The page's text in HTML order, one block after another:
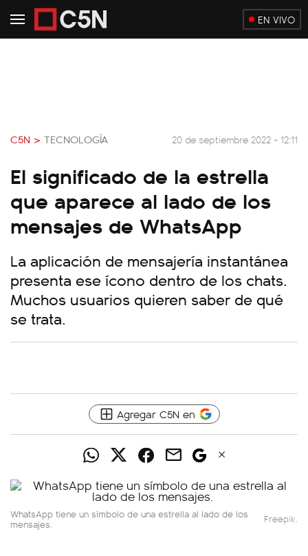
EN VIVO
C5N > TECNOLOGÍA 20 de septiembre 2022 - 12:11
El significado de la estrella
que aparece al lado de los
mensajes de WhatsApp
La aplicación de mensajería instantánea
presenta ese ícono dentro de los chats.
Muchos usuarios quieren saber de qué
se trata.
Agregar C5N en
WhatsApp tiene un símbolo de una estrella al lado de los
mensajes. Freepik.